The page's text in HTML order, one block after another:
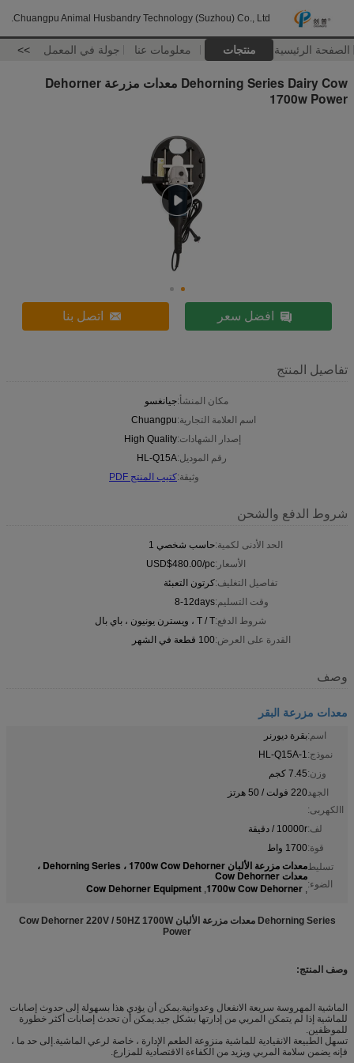
Chuangpu Animal Husbandry Technology (Suzhou) Co., Ltd.
الصفحة الرئيسية منتجات معلومات عنا جولة في المعمل >>
Dehorning Series Dairy Cow معدات مزرعة Dehorner
1700w Power
افضل سعر اتصل بنا
تفاصيل المنتج
مكان المنشأ:جيانغسو
اسم العلامة التجارية:Chuangpu
إصدار الشهادات:High Quality
رقم الموديل:HL-Q15A
وثيقة:كتيب المنتج PDF
شروط الدفع والشحن
الحد الأدنى لكمية:حاسب شخصي 1
الأسعار:USD$480.00/pc
تفاصيل التغليف:كرتون التعبئة
وقت التسليم:8-12days
شروط الدفع:T / T ، ويسترن يونيون ، باي بال
القدرة على العرض:100 قطعة في الشهر
وصف
معدات مزرعة البقر
اسم:بقرة ديورنر
نموذج:HL-Q15A-1
وزن:7.45 كجم
الجهد
االكهربى:
220 فولت / 50 هرتز
لف:10000r / دقيقة
قوة:1700 واط
تسليط
الضوء:
معدات مزرعة الألبان Dehorning Series ، 1700w Cow Dehorner ،
معدات Cow Dehorner
,
1700w Cow Dehorner
,
Cow Dehorner Equipment
Dehorning Series معدات مزرعة الألبان Cow Dehorner 220V / 50HZ 1700W
Power
وصف المنتج:
الماشية المهروسة سريعة الانفعال وعدوانية.يمكن أن يؤدي هذا بسهولة إلى حدوث إصابات
للماشية إذا لم يتمكن المربي من إدارتها بشكل جيد.يمكن أن تحدث إصابات أكثر خطورة
للموظفين.
تسهل الطبيعة الانقيادية للماشية منزوعة الطعم الإدارة ، خاصة لرعي الماشية.إلى حد ما ،
فإنه يضمن سلامة المربي ويزيد من الكفاءة الاقتصادية للمزارع.